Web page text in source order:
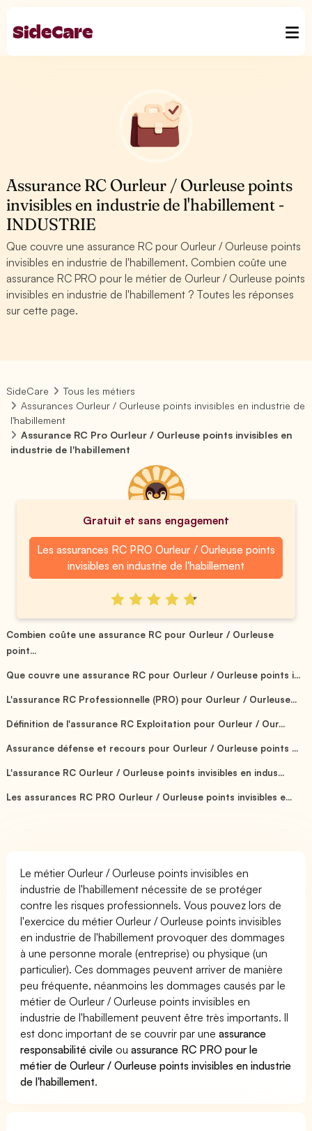
Assurance RC Ourleur / Ourleuse points
invisibles en industrie de l'habillement -
INDUSTRIE
Que couvre une assurance RC pour Ourleur / Ourleuse points
invisibles en industrie de l'habillement. Combien coûte une
assurance RC PRO pour le métier de Ourleur / Ourleuse points
invisibles en industrie de l'habillement ? Toutes les réponses
sur cette page.
SideCare
Tous les métiers
Assurances Ourleur / Ourleuse points invisibles en industrie de
l'habillement
Assurance RC Pro Ourleur / Ourleuse points invisibles en
industrie de l'habillement
Gratuit et sans engagement
Les assurances RC PRO Ourleur / Ourleuse points
invisibles en industrie de l'habillement
Combien coûte une assurance RC pour Ourleur / Ourleuse
point...
Que couvre une assurance RC pour Ourleur / Ourleuse points i...
L'assurance RC Professionnelle (PRO) pour Ourleur / Ourleuse...
Définition de l'assurance RC Exploitation pour Ourleur / Our...
Assurance défense et recours pour Ourleur / Ourleuse points ...
L'assurance RC Ourleur / Ourleuse points invisibles en indus...
Les assurances RC PRO Ourleur / Ourleuse points invisibles e...
Le métier Ourleur / Ourleuse points invisibles en
industrie de l'habillement nécessite de se protéger
contre les risques professionnels. Vous pouvez lors de
l'exercice du métier Ourleur / Ourleuse points invisibles
en industrie de l'habillement provoquer des dommages
à une personne morale (entreprise) ou physique (un
particulier). Ces dommages peuvent arriver de manière
peu fréquente, néanmoins les dommages causés par le
métier de Ourleur / Ourleuse points invisibles en
industrie de l'habillement peuvent être très importants. Il
est donc important de se couvrir par uneassurance
responsabilité civile ouassurance RC PRO pour le
métier de Ourleur / Ourleuse points invisibles en industrie
de l'habillement.